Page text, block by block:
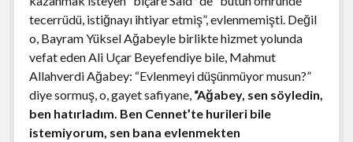
tecerrüdü, istiğnayı ihtiyar etmiş”, evlenmemişti. Değil
o, Bayram Yüksel Ağabeyle birlikte hizmet yolunda
vefat eden Ali Uçar Beyefendiye bile, Mahmut
Allahverdi Ağabey: “Evlenmeyi düşünmüyor musun?”
diye sormuş, o, gayet safiyane, “Ağabey, sen söyledin,
ben hatırladım. Ben Cennet’te hurileri bile
istemiyorum, sen bana evlenmekten